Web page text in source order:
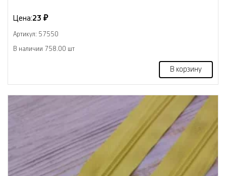
Цена:23 ₽
Артикул: 57550
В наличии 758.00 шт
В корзину